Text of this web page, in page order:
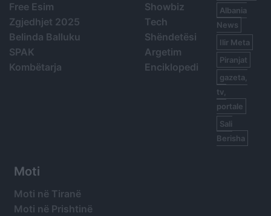
Free Esim
Zgjedhjet 2025
Belinda Balluku
SPAK
Kombëtarja
Showbiz
Tech
Shëndetësi
Argetim
Enciklopedi
Albania
News
Ilir Meta
Piranjat
gazeta,
tv,
portale
Sali
Berisha
Moti
Moti në Tiranë
Moti në Prishtinë